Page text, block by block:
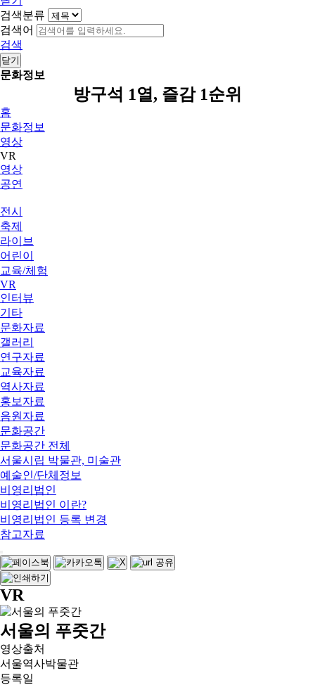
검색분류
검색어
검색
닫기
문화정보
방구석 1열, 즐감 1순위
홈
문화정보
영상
VR
영상
공연
전시
축제
라이브
어린이
교육/체험
VR
인터뷰
기타
문화자료
갤러리
연구자료
교육자료
역사자료
홍보자료
음원자료
문화공간
문화공간 전체
서울시립 박물관, 미술관
예술인/단체정보
비영리법인
비영리법인 이란?
비영리법인 등록 변경
참고자료
VR
서울의 푸줏간
영상출처
서울역사박물관
등록일